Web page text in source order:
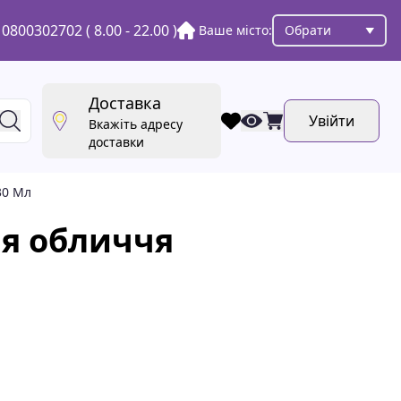
0800302702( 8.00 - 22.00 ) Ваше місто: Обрати
Доставка
Вкажіть адресу
доставки
Увійти
Мл
обличчя